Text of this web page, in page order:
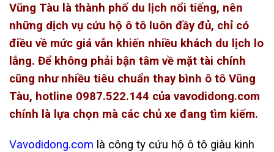
Vũng Tàu là thành phố du lịch nổi tiếng, nên
những dịch vụ cứu hộ ô tô luôn đầy đủ, chỉ có
điều về mức giá vẫn khiến nhiều khách du lịch lo
lắng. Để không phải bận tâm về mặt tài chính
cũng như nhiều tiêu chuẩn thay bình ô tô Vũng
Tàu, hotline 0987.522.144 của vavodidong.com
chính là lựa chọn mà các chủ xe đang tìm kiếm.
Vavodidong.com là công ty cứu hộ ô tô giàu kinh